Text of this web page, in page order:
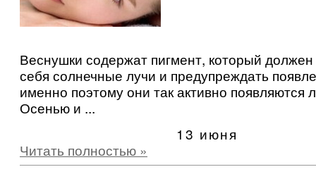
Веснушки содержат пигмент, который
себя солнечные лучи и предупреждать
именно поэтому они так активно появляются
Осенью и ...
13 июня
Читать полностью »